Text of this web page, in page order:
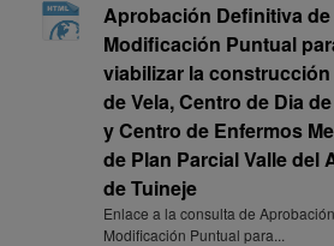
Aprobación Definitiva de
Modificación Puntual
viabilizar la
de Vela, Centro de Dia
y Centro de Enfermos
de Plan Parcial Valle del
de Tuineje
Enlace a la consulta de
Modificación Puntual para...